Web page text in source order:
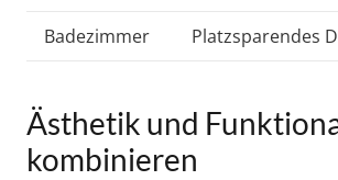
Badezimmer Platzsparendes
Ästhetik und
kombinieren